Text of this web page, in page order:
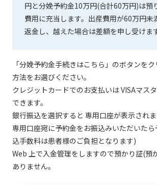
円と分娩予約金10万円(合計60万円)は預
費用に充当します。出産費用が60万円未
返金し、越えた場合は差額を申し受けます
「分娩予約金手続きはこちら」のボタンを
方法をお選びください。
クレジットカードでのお支払いは VISAマス
できます。
銀行振込を選択すると 専用口座が表示され
専用口座宛に予約金をお振込みいただいた
込手数料は患者様のご負担となります)
Web 上で入金管理をしますので預かり証(預
ありません。